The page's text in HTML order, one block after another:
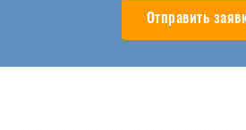
Отправить